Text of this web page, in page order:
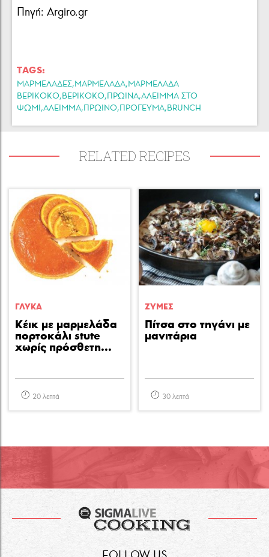
Πηγή: Argiro.gr
TAGS:
ΜΑΡΜΕΛΑΔΕΣ,ΜΑΡΜΕΛΑΔΑ,ΜΑΡΜΕΛΑΔΑ
ΒΕΡΙΚΟΚΟ,ΒΕΡΙΚΟΚΟ,ΠΡΩΙΝΑ,ΑΛΕΙΜΜΑ ΣΤΟ
ΨΩΜΙ,ΑΛΕΙΜΜΑ,ΠΡΩΙΝΟ,ΠΡΟΓΕΥΜΑ,BRUNCH
RELATED RECIPES
ΓΛΥΚA
Κέικ με μαρμελάδα
πορτοκάλι stute
χωρίς πρόσθετη...
20 λεπτά
ΖΥΜΕΣ
Πίτσα στο τηγάνι με
μανιτάρια
30 λεπτά